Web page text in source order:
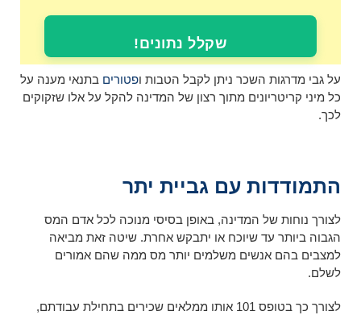
שקלל נתונים!
על גבי מדרגות השכר ניתן לקבל הטבות ופטורים בתנאי מענה על
כל מיני קריטריונים מתוך רצון של המדינה להקל על אלו שזקוקים
לכך.
התמודדות עם גביית יתר
לצורך נוחות של המדינה, באופן בסיסי מנוכה לכל אדם המס
הגבוה ביותר עד שיוכח או יתבקש אחרת. שיטה זאת מביאה
למצבים בהם אנשים משלמים יותר מס ממה שהם אמורים
לשלם.
לצורך כך בטופס 101 אותו ממלאים שכירים בתחילת עבודתם,